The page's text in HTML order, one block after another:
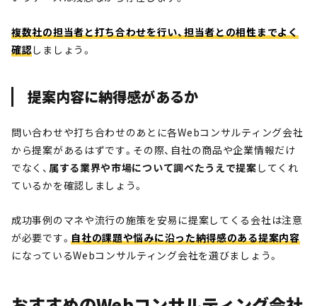
複数社の担当者と打ち合わせを行い、担当者との相性までよく
確認しましょう。
提案内容に納得感があるか
問い合わせや打ち合わせのあとに各Webコンサルティング会社
から提案があるはずです。その際、自社の商品や企業情報だけ
でなく、 属する業界や市場について調べたうえで提案 してくれ
ているかを確認しましょう。
成功事例のマネや流行の施策を安易に提案してくる会社は注意
が必要です。自社の課題や悩みに沿った納得感のある提案内容
になっているWebコンサルティング会社を選びましょう。